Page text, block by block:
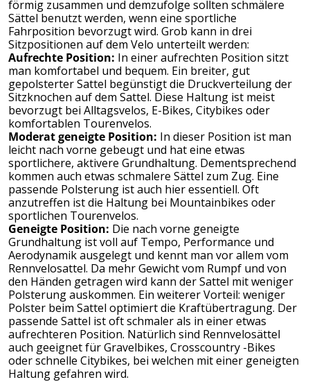
förmig zusammen und demzufolge sollten schmälere
Sättel benutzt werden, wenn eine sportliche
Fahrposition bevorzugt wird. Grob kann in drei
Sitzpositionen auf dem Velo unterteilt werden:
Aufrechte Position: In einer aufrechten Position sitzt
man komfortabel und bequem. Ein breiter, gut
gepolsterter Sattel begünstigt die Druckverteilung der
Sitzknochen auf dem Sattel. Diese Haltung ist meist
bevorzugt bei Alltagsvelos, E-Bikes, Citybikes oder
komfortablen Tourenvelos.
Moderat geneigte Position: In dieser Position ist man
leicht nach vorne gebeugt und hat eine etwas
sportlichere, aktivere Grundhaltung. Dementsprechend
kommen auch etwas schmalere Sättel zum Zug. Eine
passende Polsterung ist auch hier essentiell. Oft
anzutreffen ist die Haltung bei Mountainbikes oder
sportlichen Tourenvelos.
Geneigte Position: Die nach vorne geneigte
Grundhaltung ist voll auf Tempo, Performance und
Aerodynamik ausgelegt und kennt man vor allem vom
Rennvelosattel. Da mehr Gewicht vom Rumpf und von
den Händen getragen wird kann der Sattel mit weniger
Polsterung auskommen. Ein weiterer Vorteil: weniger
Polster beim Sattel optimiert die Kraftübertragung. Der
passende Sattel ist oft schmaler als in einer etwas
aufrechteren Position. Natürlich sind Rennvelosättel
auch geeignet für Gravelbikes, Crosscountry -Bikes
oder schnelle Citybikes, bei welchen mit einer geneigten
Haltung gefahren wird.